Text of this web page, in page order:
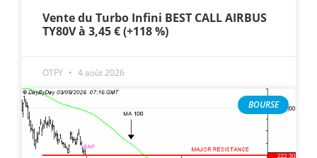
Vente du Turbo Infini BEST CALL AIRBUS
TY80V à 3,45 € (+118 %)
OTFY 4 août 2026
BOURSE